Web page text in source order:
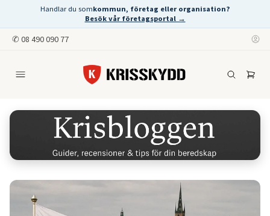
Handlar du somkommun, företag eller organisation?
Besök vår företagsportal →
✆ 08 490 090 77